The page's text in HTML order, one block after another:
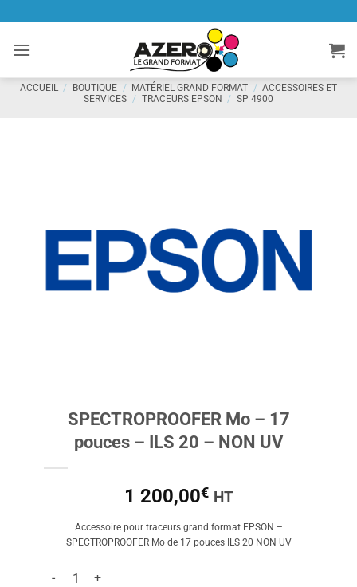
contenu
ACCUEIL / BOUTIQUE / MATÉRIEL GRAND FORMAT / ACCESSOIRES ET
SERVICES / TRACEURS EPSON / SP 4900
SPECTROPROOFER Mo – 17
pouces – ILS 20 – NON UV
1 200,00€ HT
Accessoire pour traceurs grand format EPSON –
SPECTROPROOFER Mo de 17 pouces ILS 20 NON UV
quantité de SPECTROPROOFER Mo – 17 pouces – ILS 20 –